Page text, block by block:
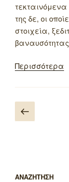
τεκταινόμενα
της δε, οι
στοιχεία,
Περισσότερα
Πλοήγηση
άρθρων
σελίδα
ΑΝΑΖΗΤΗΣΗ